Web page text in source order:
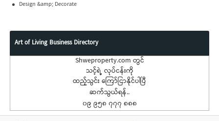
Design &amp; Decorate
Art of Living Business Directory
Shweproperty.com တွင်
သင့်ရဲ့ လုပ်ငန်းကို
ထည့်သွင်း ကြော်ငြာနိုင်ပါပြီ
ဆက်သွယ်ရန်..
၀၉ ၉၅၈ ၇၇၇ ၈၈၈